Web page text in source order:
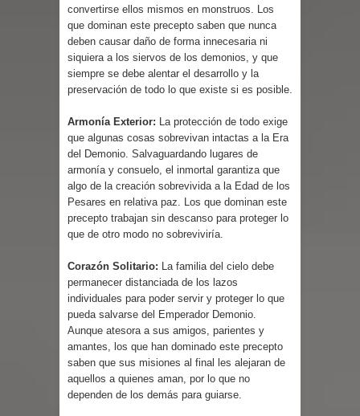
convertirse ellos mismos en monstruos. Los
que dominan este precepto saben que nunca
deben causar daño de forma innecesaria ni
siquiera a los siervos de los demonios, y que
siempre se debe alentar el desarrollo y la
preservación de todo lo que existe si es posible.
Armonía Exterior: La protección de todo exige
que algunas cosas sobrevivan intactas a la Era
del Demonio. Salvaguardando lugares de
armonía y consuelo, el inmortal garantiza que
algo de la creación sobrevivida a la Edad de los
Pesares en relativa paz. Los que dominan este
precepto trabajan sin descanso para proteger lo
que de otro modo no sobreviviría.
Corazón Solitario:
La familia del cielo debe
permanecer distanciada de los lazos
individuales para poder servir y proteger lo que
pueda salvarse del Emperador Demonio.
Aunque atesora a sus amigos, parientes y
amantes, los que han dominado este precepto
saben que sus misiones al final les alejaran de
aquellos a quienes aman, por lo que no
dependen de los demás para guiarse.